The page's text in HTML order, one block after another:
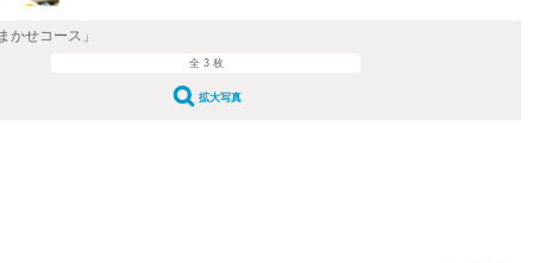
かせコース」
全 3 枚
拡大写真